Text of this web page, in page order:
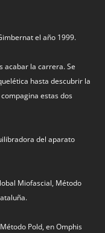
el año 1999.
acabar la carrera. Se
hasta descubrir la
estas dos
del aparato
Miofascial, Método
Pold, en Omphis